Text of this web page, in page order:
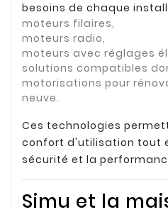
besoins de chaque
moteurs filaires,
moteurs radio,
moteurs avec réglages
solutions compatibles
motorisations pour
neuve.
Ces technologies
confort d'utilisation tout
sécurité et la
Simu et la